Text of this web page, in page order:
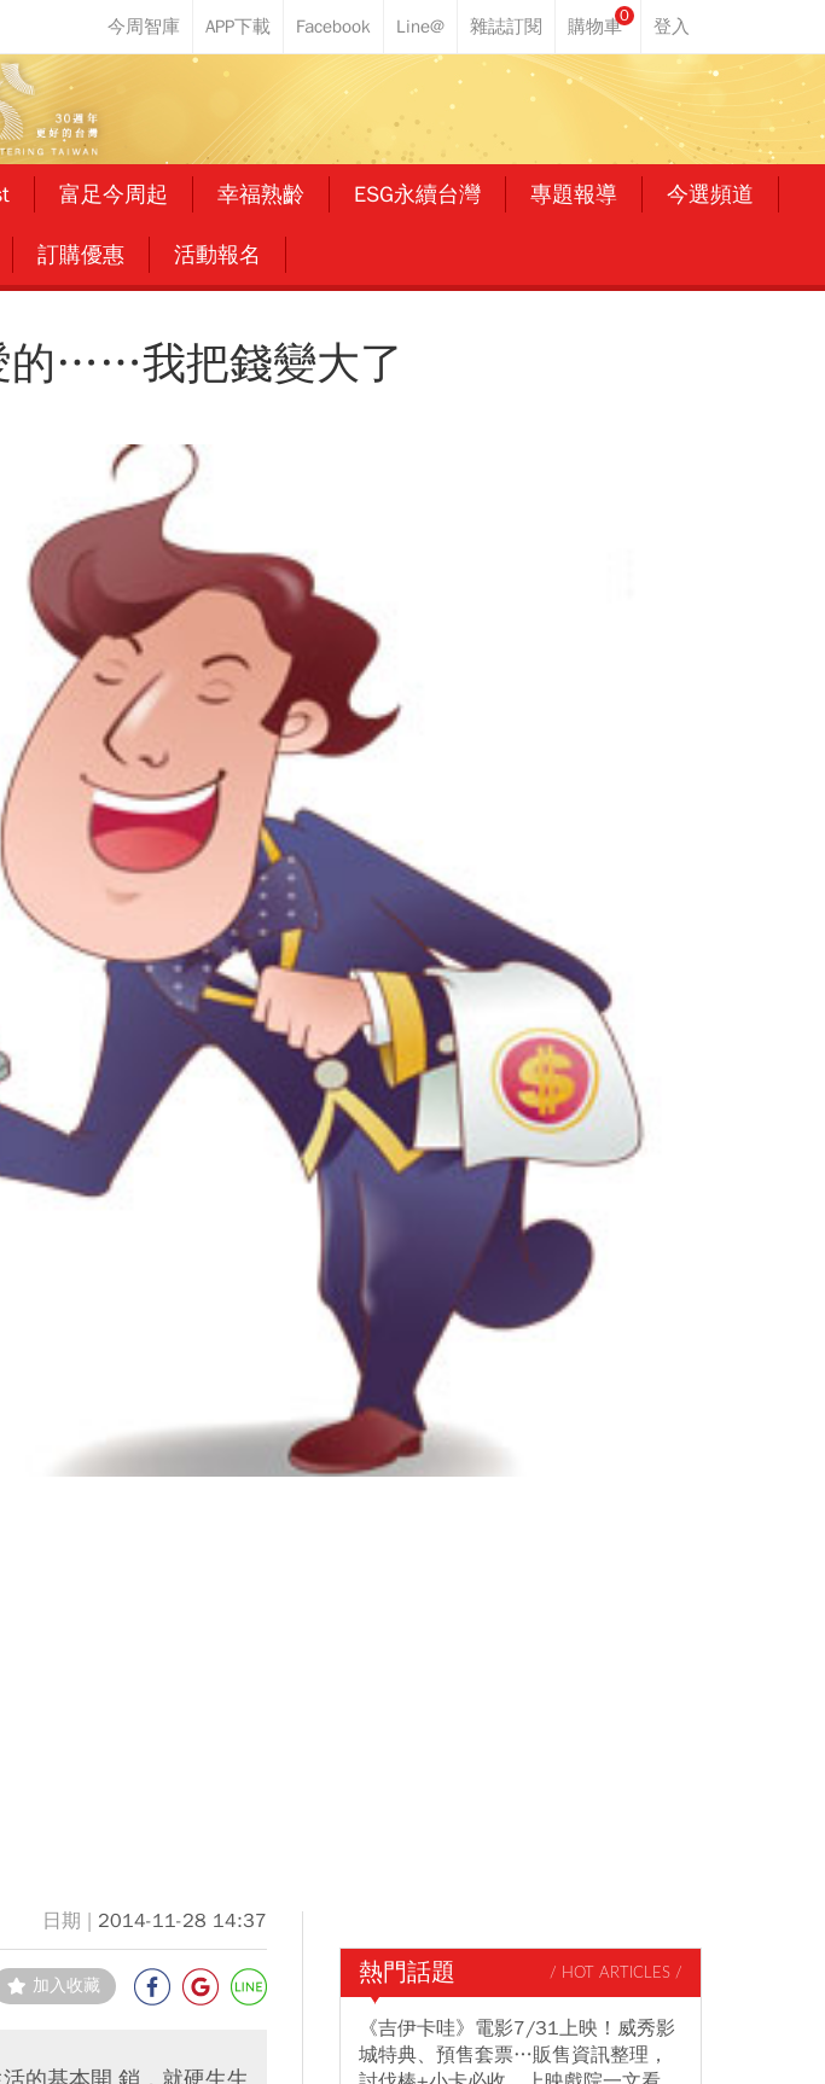
0
富足今周起 幸福熟齡 ESG永續台灣 專題報導 今選頻道
訂購優惠 活動報名
的……我把錢變大了
2014-11-28 14:37
加入收藏
的基本開 銷，就硬生生
熱門話題 / HOT ARTICLES /
《吉伊卡哇》電影7/31上映！威秀影
城特典、預售套票…販售資訊整理，